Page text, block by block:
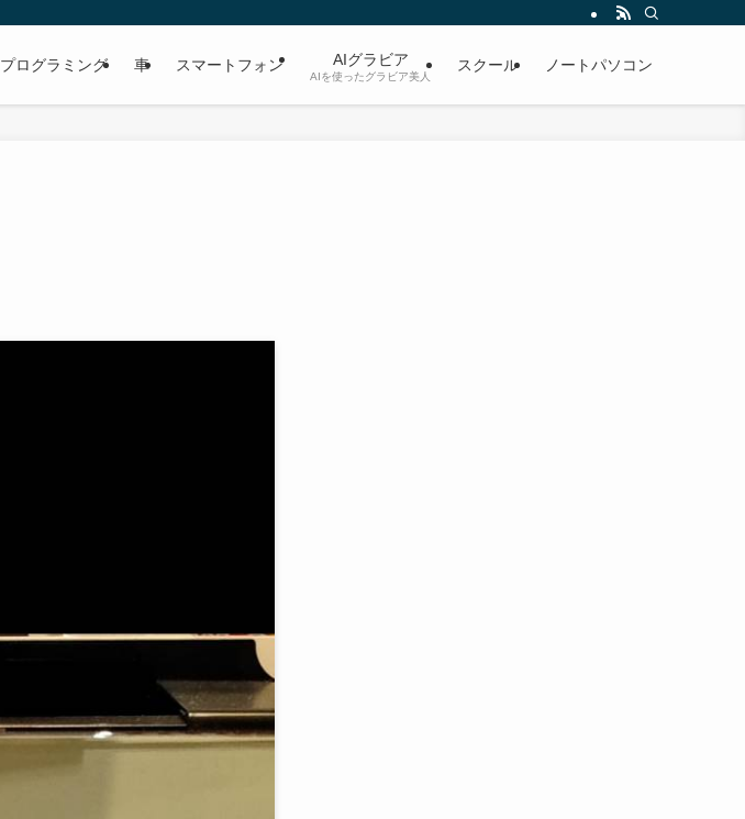
プログラミング 車 スマートフォン AIグラビア
AIを使ったグラビア美人
スクール ノートパソコン